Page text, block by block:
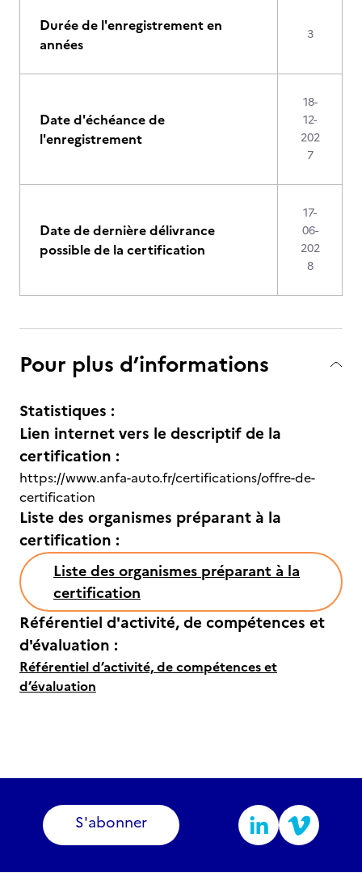
Durée de l'enregistrement en
années
3
Date d'échéance de
l'enregistrement
18-
12-
202
7
Date de dernière délivrance
possible de la certification
17-
06-
202
8
Pour plus d’informations
Statistiques :
Lien internet vers le descriptif de la
certification :
https://www.anfa-auto.fr/certifications/offre-de-
certification
Liste des organismes préparant à la
certification :
Liste des organismes préparant à la
certification
Référentiel d'activité, de compétences et
d'évaluation :
Référentiel d’activité, de compétences et
d’évaluation
S'abonner